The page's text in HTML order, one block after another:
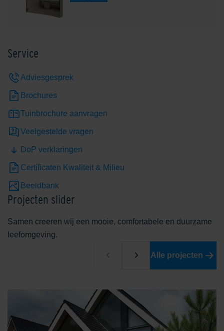
Service
Adviesgesprek
Brochures
Tuinbrochure aanvragen
Veelgestelde vragen
DoP verklaringen
Certificaten Kwaliteit & Milieu
Beeldbank
Projecten slider
Samen creëren wij een mooie, comfortabele en duurzame
leefomgeving.
Alle projecten